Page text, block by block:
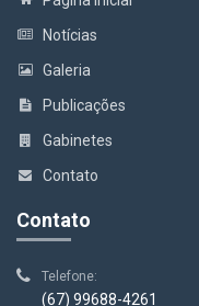
Notícias
Galeria
Publicações
Gabinetes
Contato
Contato
Telefone:
(67) 99688-4261